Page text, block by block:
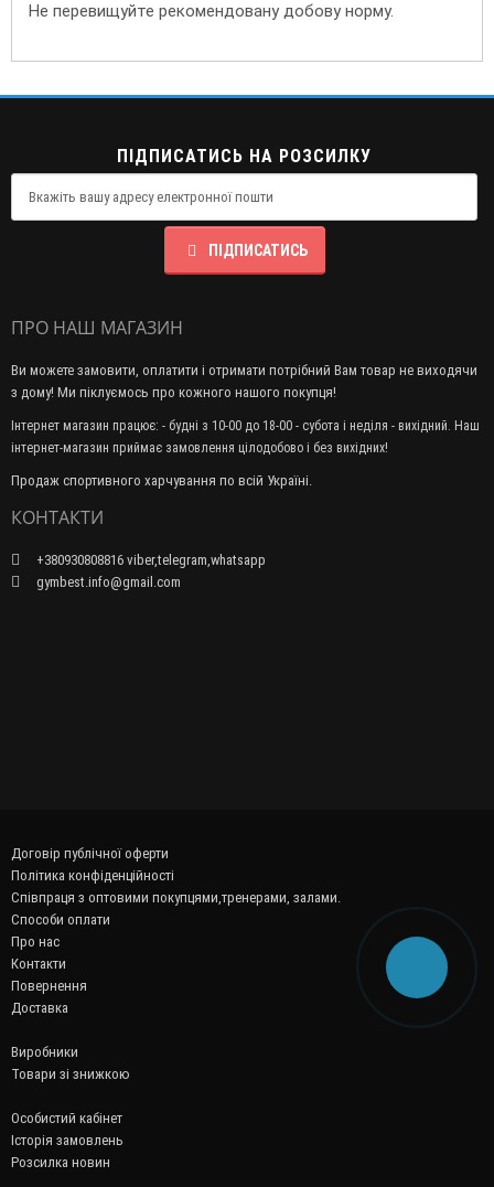
Не перевищуйте рекомендовану добову норму.
ПІДПИСАТИСЬ НА РОЗСИЛКУ
ПІДПИСАТИСЬ
ПРО НАШ МАГАЗИН
Ви можете замовити, оплатити і отримати потрібний Вам товар не виходячи
з дому! Ми піклуємось про кожного нашого покупця!
Інтернет магазин працює: - будні з 10-00 до 18-00 - субота і неділя - вихідний. Наш
інтернет-магазин приймає замовлення цілодобово і без вихідних!
Продаж спортивного харчування по всій Україні.
КОНТАКТИ
+380930808816 viber,telegram,whatsapp
gymbest.info@gmail.com
Договір публічної оферти
Політика конфіденційності
Співпраця з оптовими покупцями,тренерами, залами.
Способи оплати
Про нас
Контакти
Повернення
Доставка
Виробники
Товари зі знижкою
Особистий кабінет
Історія замовлень
Розсилка новин